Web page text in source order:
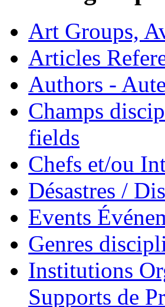
Art Groups,
Articles
Authors -
Champs
fields
Chefs et/ou
Désastres /
Events
Genres
Institutions
Supports de